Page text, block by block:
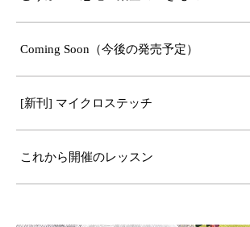
Coming Soon（今後の発売予定）
[新刊] マイクロステッチ
これから開催のレッスン